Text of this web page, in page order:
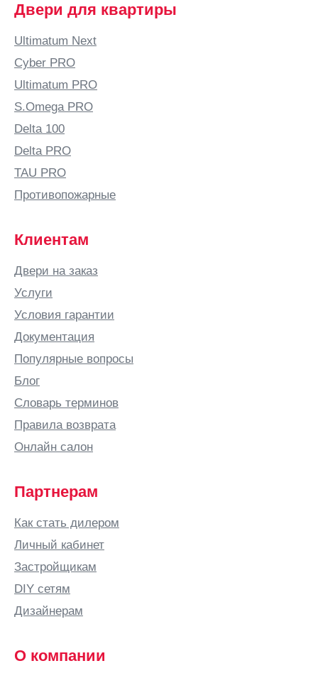
Двери для квартиры
Ultimatum Next
Cyber PRO
Ultimatum PRO
S.Omega PRO
Delta 100
Delta PRO
TAU PRO
Противопожарные
Клиентам
Двери на заказ
Услуги
Условия гарантии
Документация
Популярные вопросы
Блог
Словарь терминов
Правила возврата
Онлайн салон
Партнерам
Как стать дилером
Личный кабинет
Застройщикам
DIY сетям
Дизайнерам
О компании